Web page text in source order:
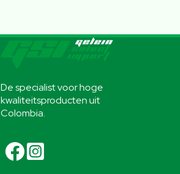
De specialist voor hoge
kwaliteitsproducten uit
Colombia.